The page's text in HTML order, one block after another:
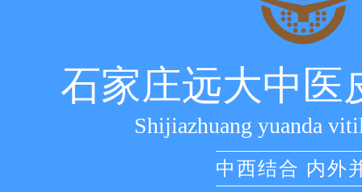
石家庄远大中医
Shijiazhuang yuanda
中西结合 内外